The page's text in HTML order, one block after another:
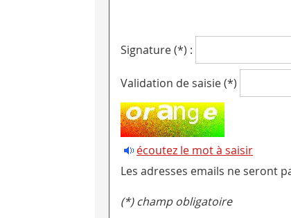
Signature (*) :
Validation de saisie (*)
écoutez le mot à saisir
Les adresses emails ne seront
(*) champ obligatoire